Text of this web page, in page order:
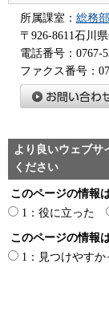
所属課室： 総務
〒926-8611石川
電話番号：0767-
ファクス番号：
より良いウェブサ
ください
このページの情報
1：役に立った
このページの情報
1：見つけやすか